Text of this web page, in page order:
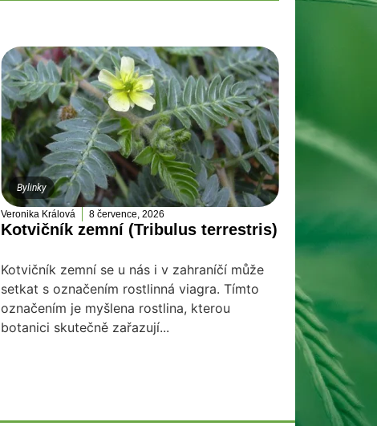
Bylinky
Veronika Králová 8 července, 2026
Kotvičník zemní (Tribulus terrestris)
Kotvičník zemní se u nás i v zahraníčí může
setkat s označením rostlinná viagra. Tímto
označením je myšlena rostlina, kterou
botanici skutečně zařazují...